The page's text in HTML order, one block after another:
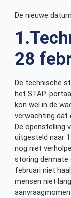
De nieuwe
28
De technische
het STAP-
kon wel in de
verwachting dat
De openstelling
uitgesteld naar
nog niet
storing dermate
februari niet
mensen niet